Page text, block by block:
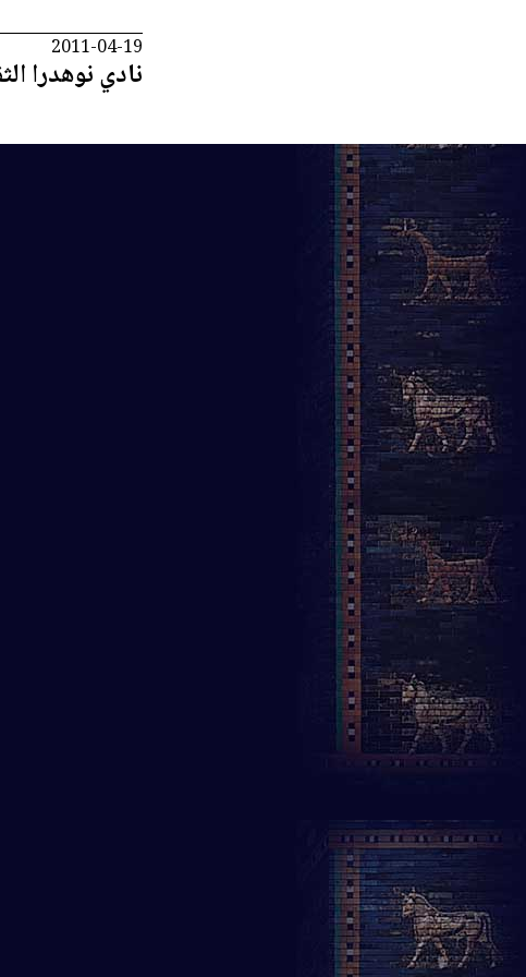
2011-04-19
نادي نوهدرا